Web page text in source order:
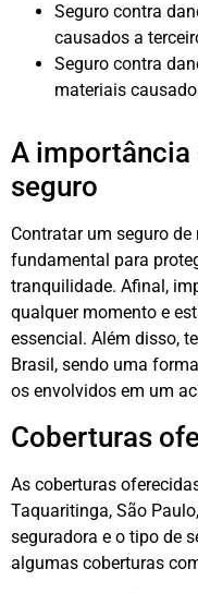
Seguro contra
causados a
Seguro contra
materiais
A importância
seguro
Contratar um seguro
fundamental para
tranquilidade. Afinal,
qualquer momento e
essencial. Além disso,
Brasil, sendo uma
os envolvidos em um
Coberturas
As coberturas
Taquaritinga, São
seguradora e o tipo de
algumas coberturas